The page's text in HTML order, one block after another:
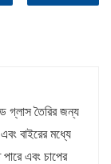
গ্লাস তৈরির জন্য
বাইরের মধ্যে
এবং চাপের